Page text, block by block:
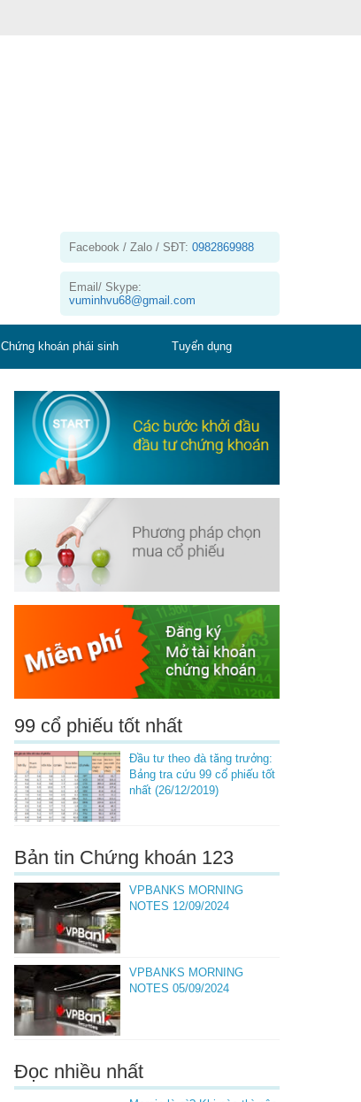
Facebook / Zalo / SĐT: 0982869988
Email/ Skype:
vuminhvu68@gmail.com
Chứng khoán phái sinh Tuyển dụng
99 cổ phiếu tốt nhất
Đầu tư theo đà tăng trưởng:
Bảng tra cứu 99 cổ phiếu tốt
nhất (26/12/2019)
Bản tin Chứng khoán 123
VPBANKS MORNING
NOTES 12/09/2024
VPBANKS MORNING
NOTES 05/09/2024
Đọc nhiều nhất